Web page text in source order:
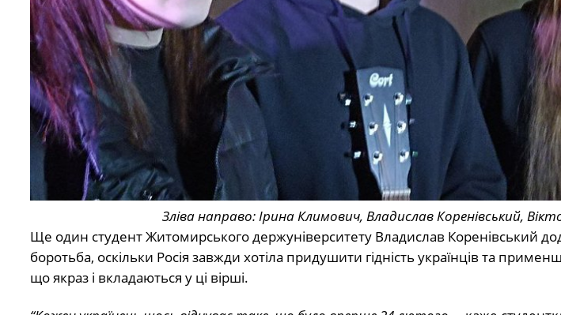
Зліва направо: Ірина Климович, Владислав Коренівський,
Ще один студент Житомирського держуніверситету Владислав Коренівський
боротьба, оскільки Росія завжди хотіла придушити гідність українців та
що якраз і вкладаються у ці вірші.